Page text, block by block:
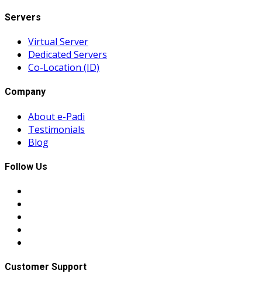
Servers
Virtual Server
Dedicated Servers
Co-Location (ID)
Company
About e-Padi
Testimonials
Blog
Follow Us
Customer Support